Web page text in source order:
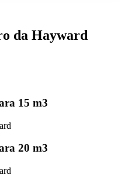
da Hayward
15 m3
20 m3